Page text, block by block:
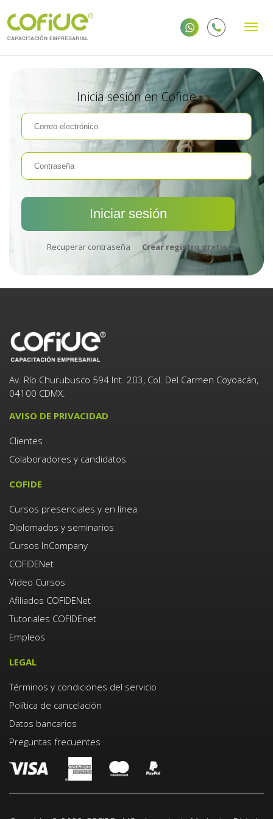
Inicia sesión en Cofide
Recuperar contraseña Crear registro gratis
Av. Río Churubusco 594 Int. 203, Col. Del Carmen Coyoacán,
04100 CDMX.
AVISO DE PRIVACIDAD
Clientes
Colaboradores y candidatos
COFIDE
Cursos presenciales y en línea
Diplomados y seminarios
Cursos InCompany
COFIDENet
Video Cursos
Afiliados COFIDENet
Tutoriales COFIDEnet
Empleos
LEGAL
Términos y condiciones del servicio
Política de cancelación
Datos bancarios
Preguntas frecuentes